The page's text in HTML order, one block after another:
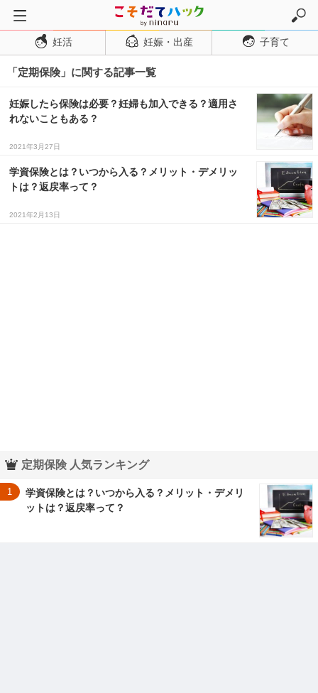
トップページ
妊活
妊娠・出産
妊娠超初期
妊娠初期
妊娠中期
妊娠後期
出産
妊活 妊娠・出産 子育て
「定期保険」に関する記事一覧
妊娠したら保険は必要？妊婦も加入できる？適用さ
れないこともある？
2021年3月27日
学資保険とは？いつから入る？メリット・デメリッ
トは？返戻率って？
2021年2月13日
定期保険 人気ランキング
1
学資保険とは？いつから入る？メリット・デメリ
ットは？返戻率って？